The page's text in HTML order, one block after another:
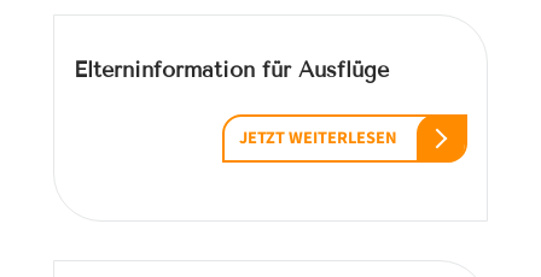
Elterninformation für Ausflüge
JETZT WEITERLESEN